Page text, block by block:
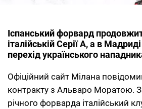
Іспанський форвард
італійській Серії A, а в
перехід українського
Офіційний сайт Мілана
контракту з Альваро Моратою.
річного форварда італійський